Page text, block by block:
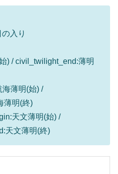
入り
) / civil_twilight_end:薄明
薄明(始) /
薄明(終)
天文薄明(始) /
天文薄明(終)